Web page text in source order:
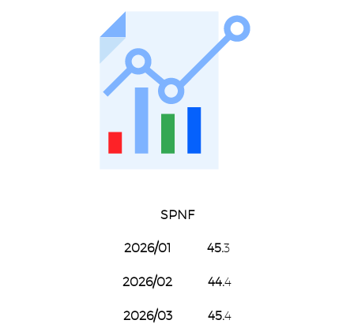
SPNF
2026/01 45.3
2026/02 44.4
2026/03 45.4